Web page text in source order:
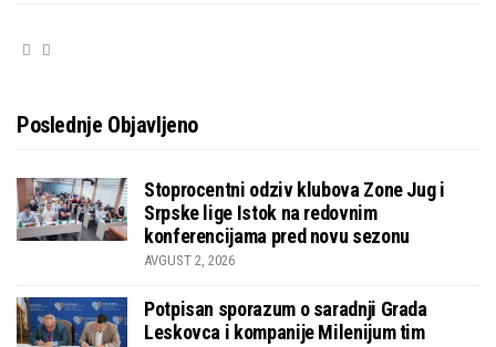
Poslednje Objavljeno
Stoprocentni odziv klubova Zone Jug i
Srpske lige Istok na redovnim
konferencijama pred novu sezonu
AVGUST 2, 2026
Potpisan sporazum o saradnji Grada
Leskovca i kompanije Milenijum tim